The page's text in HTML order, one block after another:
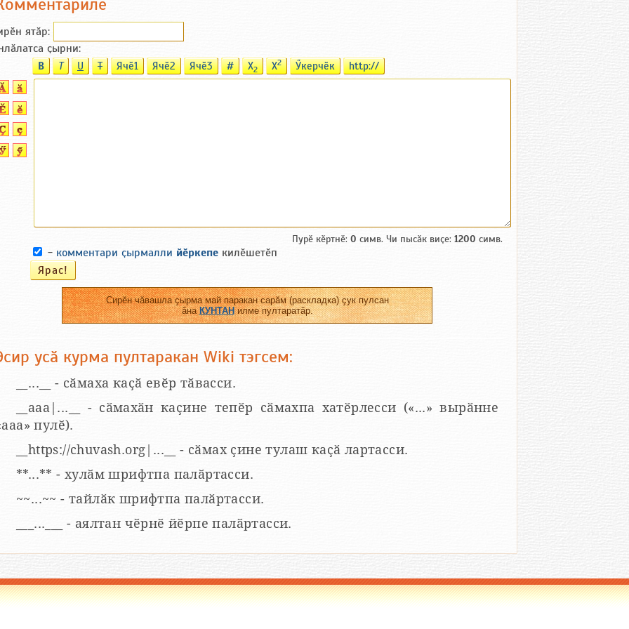
ятӑp:
ҫырни:
B T U T Ячӗ1 Ячӗ2 Ячӗ3 # X2 X2 Ӳкерчӗк http://
Пурӗ кӗртнӗ: 0 симв. Чи пысӑк виҫе: 1200 симв.
- комментари ҫырмалли йӗркепе килӗшетӗп
Сирӗн чӑвашла ҫырма май паракан сарӑм (раскладка) ҫук пулсан
ӑнаКУНТАНилме пултаратӑр.
усӑ курма пултаракан Wiki тэгсем:
__...__ - сӑмаха каҫӑ евӗр тӑвасси.
__aaa|...__ - сӑмахӑн каҫине тепӗр сӑмахпа хатӗрлесси («...» вырӑнне
пулӗ).
__https://chuvash.org|...__ - сӑмах ҫине тулаш каҫӑ лартасси.
**...** - хулӑм шрифтпа палӑртасси.
~~...~~ - тайлӑк шрифтпа палӑртасси.
___...___ - аялтан чӗрнӗ йӗрпе палӑртасси.